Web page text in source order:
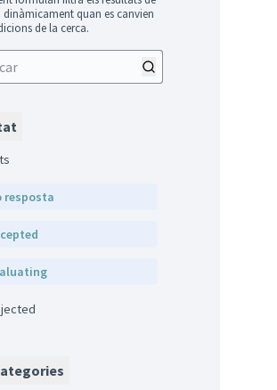
dinàmicament quan es canvien
de la cerca.
resposta